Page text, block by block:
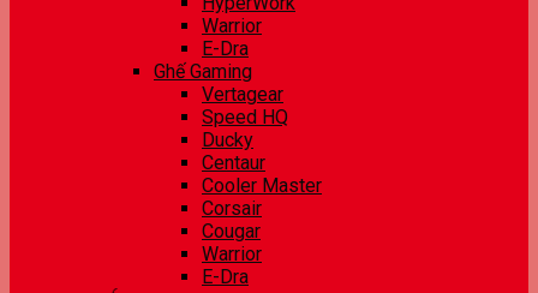
Warrior
E-Dra
Ghế Gaming
Vertagear
Speed HQ
Ducky
Centaur
Cooler Master
Corsair
Cougar
Warrior
E-Dra